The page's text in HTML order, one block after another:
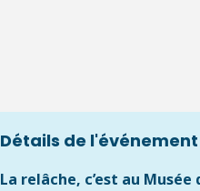
Détails de l'événement
La relâche, c’est au Musée